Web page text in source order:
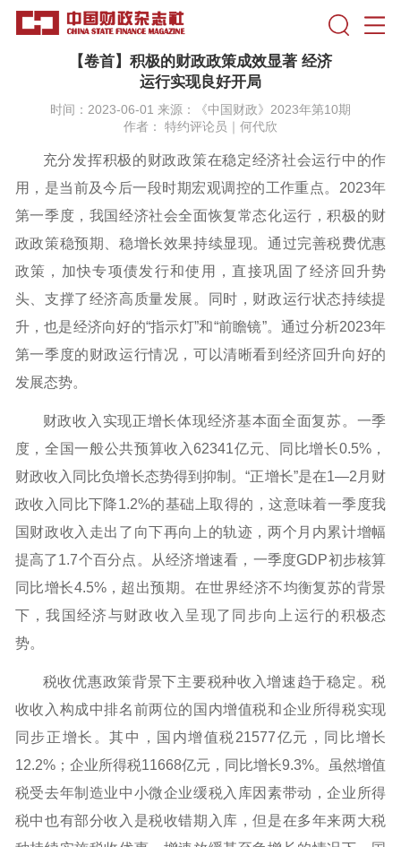
【卷首】积极的财政政策成效显著 经济
运行实现良好开局
时间：2023-06-01 来源：《中国财政》2023年第10期
作者： 特约评论员｜何代欣
充分发挥积极的财政政策在稳定经济社会运行中的作
用，是当前及今后一段时期宏观调控的工作重点。2023年
第一季度，我国经济社会全面恢复常态化运行，积极的财
政政策稳预期、稳增长效果持续显现。通过完善税费优惠
政策，加快专项债发行和使用，直接巩固了经济回升势
头、支撑了经济高质量发展。同时，财政运行状态持续提
升，也是经济向好的“指示灯”和“前瞻镜”。通过分析2023年
第一季度的财政运行情况，可以清晰看到经济回升向好的
发展态势。
财政收入实现正增长体现经济基本面全面复苏。一季
度，全国一般公共预算收入62341亿元、同比增长0.5%，
财政收入同比负增长态势得到抑制。“正增长”是在1—2月财
政收入同比下降1.2%的基础上取得的，这意味着一季度我
国财政收入走出了向下再向上的轨迹，两个月内累计增幅
提高了1.7个百分点。从经济增速看，一季度GDP初步核算
同比增长4.5%，超出预期。在世界经济不均衡复苏的背景
下，我国经济与财政收入呈现了同步向上运行的积极态
势。
税收优惠政策背景下主要税种收入增速趋于稳定。税
收收入构成中排名前两位的国内增值税和企业所得税实现
同步正增长。其中，国内增值税21577亿元，同比增长
12.2%；企业所得税11668亿元，同比增长9.3%。虽然增值
税受去年制造业中小微企业缓税入库因素带动，企业所得
税中也有部分收入是税收错期入库，但是在多年来两大税